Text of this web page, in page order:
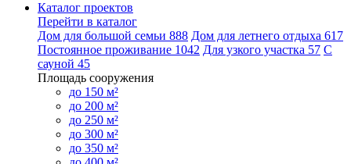
Каталог проектов
Перейти в каталог
Дом для большой семьи 888 Дом для летнего отдыха 617
Постоянное проживание 1042 Для узкого участка 57 С
сауной 45
Площадь сооружения
до 150 м²
до 200 м²
до 250 м²
до 300 м²
до 350 м²